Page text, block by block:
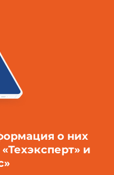
образцов на
о них
и